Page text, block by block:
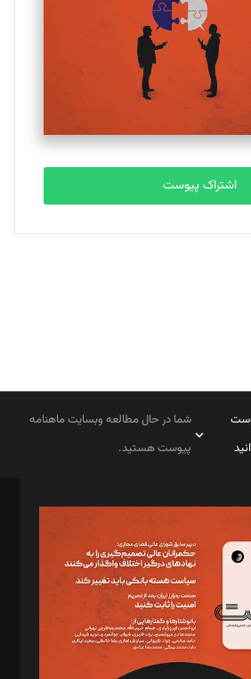
آرانی
اشتراک پیوست
شما در حال مطالعه وبسایت ماهنامه
پیوست هستید.
رجبی
ایپکچی